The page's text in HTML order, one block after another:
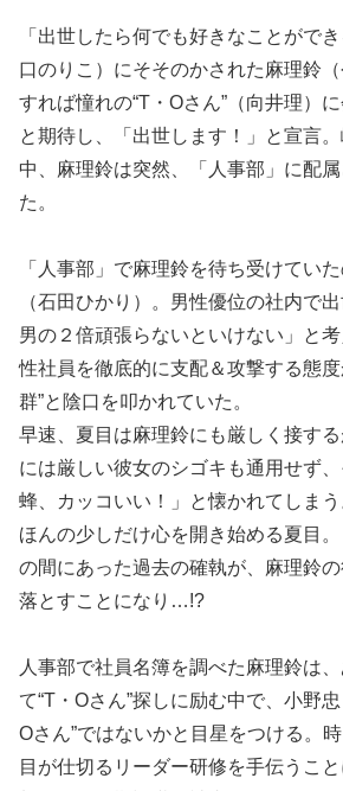
「出世したら何でも好きなことがで
口のりこ）にそそのかされた麻理鈴
すれば憧れの“T・Oさん”（向井理）
と期待し、「出世します！」と宣言
中、麻理鈴は突然、「人事部」に配
た。
「人事部」で麻理鈴を待ち受けてい
（石田ひかり）。男性優位の社内で
男の２倍頑張らないといけない」と
性社員を徹底的に支配＆攻撃する態度
群”と陰口を叩かれていた。
早速、夏目は麻理鈴にも厳しく接す
には厳しい彼女のシゴキも通用せず
蜂、カッコいい！」と懐かれてしまう
ほんの少しだけ心を開き始める夏目
の間にあった過去の確執が、麻理鈴
落とすことになり…!?
人事部で社員名簿を調べた麻理鈴は
て“T・Oさん”探しに励む中で、小野
Oさん”ではないかと目星をつける。
目が仕切るリーダー研修を手伝うこ